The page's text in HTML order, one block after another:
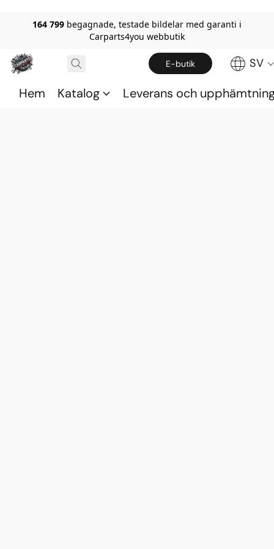
164 799 begagnade, testade bildelar med garanti i
Carparts4you webbutik
E-butik SV
Hem Katalog Leverans och